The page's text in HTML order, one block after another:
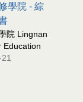
學院 - 綜
院 Lingnan
Education